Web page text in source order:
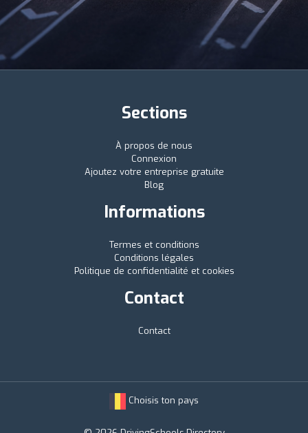
Sections
À propos de nous
Connexion
Ajoutez votre entreprise gratuite
Blog
Informations
Termes et conditions
Conditions légales
Politique de confidentialité et cookies
Contact
Contact
Choisis ton pays